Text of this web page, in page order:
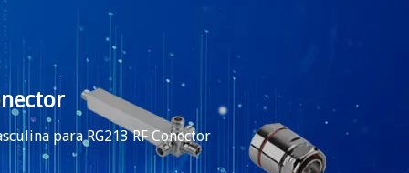
para RG213 RF Conector